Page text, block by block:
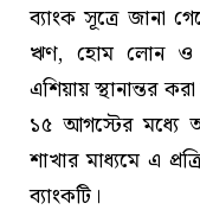
ব্যাংক সূত্রে জানা
ঋণ, হোম লোন ও
এশিয়ায় স্থানান্তর
১৫ আগস্টের মধ্যে
শাখার মাধ্যমে এ
ব্যাংকটি।